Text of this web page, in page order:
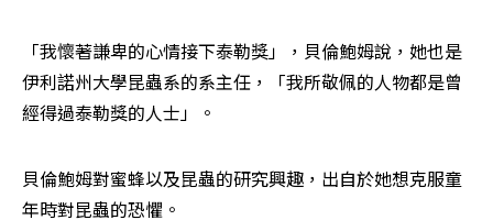
「我懷著謙卑的心情接下泰勒獎」，貝倫鮑姆說，她也是
伊利諾州大學昆蟲系的系主任，「我所敬佩的人物都是曾
經得過泰勒獎的人士」。
貝倫鮑姆對蜜蜂以及昆蟲的研究興趣，出自於她想克服童
年時對昆蟲的恐懼。